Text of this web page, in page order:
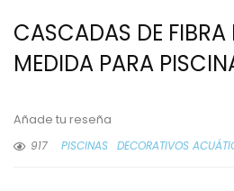
CASCADAS DE FIBRA
MEDIDA PARA
Añade tu reseña
917
PISCINAS DECORATIVOS